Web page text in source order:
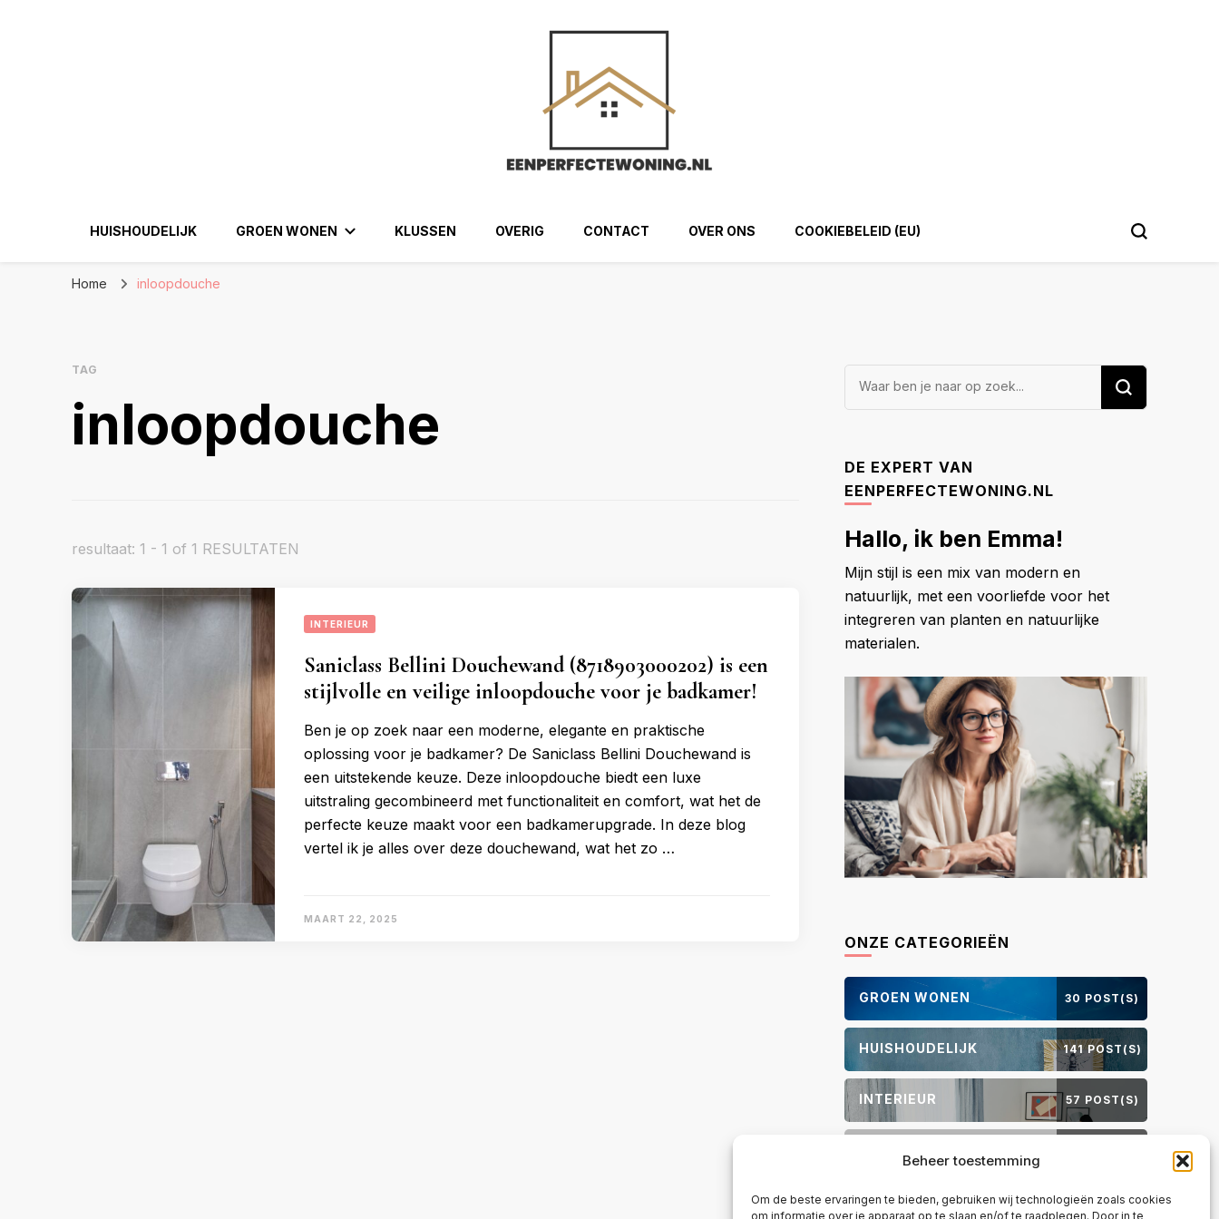
Beheer toestemming
Om de beste ervaringen te bieden, gebruiken wij technologieën zoals cookies
om informatie over je apparaat op te slaan en/of te raadplegen. Door in te
HUISHOUDELIJK GROEN WONEN KLUSSEN OVERIG CONTACT OVER ONS COOKIEBELEID (EU)
Home inloopdouche
TAG
inloopdouche
resultaat: 1 - 1 of 1 RESULTATEN
INTERIEUR
Saniclass Bellini Douchewand (8718903000202) is een
stijlvolle en veilige inloopdouche voor je badkamer!
Ben je op zoek naar een moderne, elegante en praktische
oplossing voor je badkamer? De Saniclass Bellini Douchewand is
een uitstekende keuze. Deze inloopdouche biedt een luxe
uitstraling gecombineerd met functionaliteit en comfort, wat het de
perfecte keuze maakt voor een badkamerupgrade. In deze blog
vertel ik je alles over deze douchewand, wat het zo …
MAART 22, 2025
Op
DE EXPERT VAN
EENPERFECTEWONING.NL
Hallo, ik ben Emma!
Mijn stijl is een mix van modern en
natuurlijk, met een voorliefde voor het
integreren van planten en natuurlijke
materialen.
ONZE CATEGORIEËN
GROEN WONEN 30 POST(S)
HUISHOUDELIJK 141 POST(S)
INTERIEUR 57 POST(S)
TUIN EN BALKON 158 POST(S)